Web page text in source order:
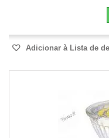
Adicionar à Lista de